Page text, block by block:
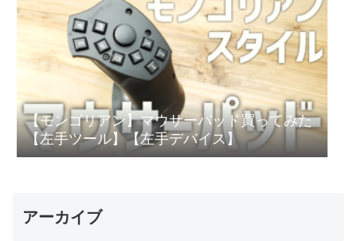
【モンゴリアン】マウサーパッド買ってみた
【左手ツール】【左手デバイス】
アーカイブ